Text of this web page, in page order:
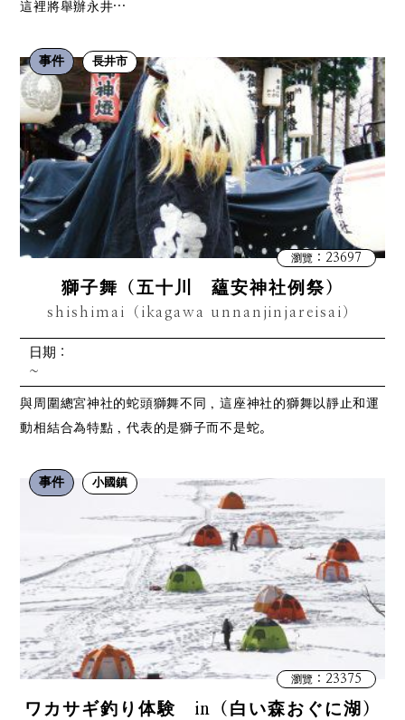
這裡將舉辦永井…
事件 長井市
瀏覽：23697
獅子舞（五十川 蘊安神社例祭）
shishimai（ikagawa unnanjinjareisai）
日期：
~
與周圍總宮神社的蛇頭獅舞不同，這座神社的獅舞以靜止和運
動相結合為特點，代表的是獅子而不是蛇。
事件 小國鎮
瀏覽：23375
ワカサギ釣り体験 in（白い森おぐに湖）